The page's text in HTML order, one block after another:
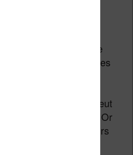
de connaître
la traduction.
le plus efficace
IA comment traduire
» de nombreux livres
puis leur traduction
On parle ici de
de livres traduits, peut
de milliers de livres ! Or
fruit du travail d’auteurs